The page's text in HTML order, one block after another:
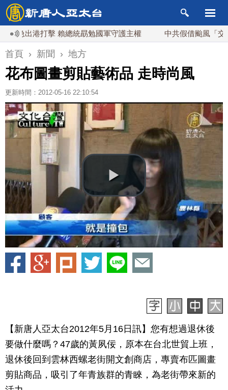
港打擊 賴總統勗勉國軍守護主權 中共假借颱風「交管」台
首頁 › 新聞 › 地方
花布圖畫剪貼藝術品 走時尚風
更新時間：2012-05-16 22:10:54
【新唐人亞太台2012年5月16日訊】您有想過退休後
要做什麼嗎？47歲的黃夙佞，原本在台北世貿上班，
退休後回到雲林西螺老街開文創商店，專賣布匹圖畫
剪貼商品，吸引了年青族群的青睞，為老街帶來新的